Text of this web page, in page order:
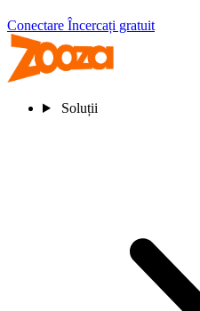
Conectare Încercați gratuit
Soluții